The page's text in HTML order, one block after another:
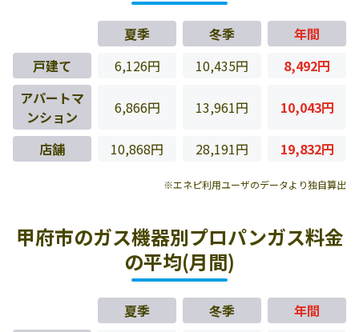
夏季 冬季
年間
戸建て
6,126円 10,435円
8,492円
アパートマ
ンション
6,866円 13,961円 10,043円
店舗 10,868円 28,191円 19,832円
※エネピ利用ユーザのデータより独自算出
甲府市のガス機器別プロパンガス料金
の平均(月間)
夏季 冬季
年間